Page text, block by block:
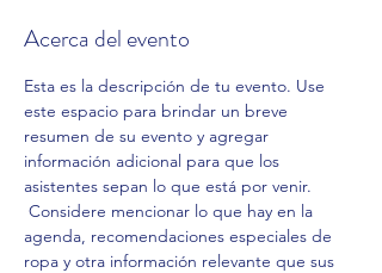
Acerca del evento
Esta es la descripción de tu evento. Use
este espacio para brindar un breve
resumen de su evento y agregar
información adicional para que los
asistentes sepan lo que está por venir.
agenda, recomendaciones especiales de
ropa y otra información relevante que sus